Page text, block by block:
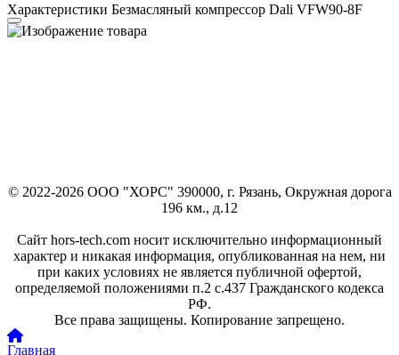
Характеристики Безмасляный компрессор Dali VFW90-8F
© 2022-2026 ООО "ХОРС" 390000, г. Рязань, Окружная дорога
196 км., д.12
Сайт hors-tech.com носит исключительно информационный
характер и никакая информация, опубликованная на нем, ни
при каких условиях не является публичной офертой,
определяемой положениями п.2 с.437 Гражданского кодекса
РФ.
Все права защищены. Копирование запрещено.
Главная